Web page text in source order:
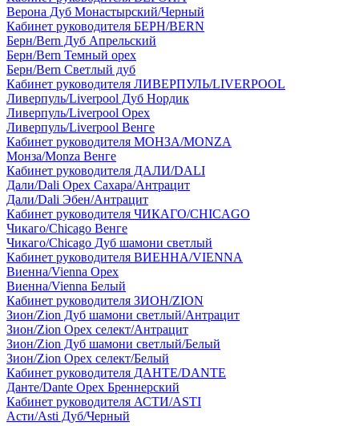
Верона Дуб Монастырский/Черный
Кабинет руководителя БЕРН/BERN
Берн/Bern Дуб Апрельский
Берн/Bern Темный орех
Берн/Bern Светлый дуб
Кабинет руководителя ЛИВЕРПУЛЬ/LIVERPOOL
Ливерпуль/Liverpool Дуб Нордик
Ливерпуль/Liverpool Орех
Ливерпуль/Liverpool Венге
Кабинет руководителя МОНЗА/MONZA
Монза/Monza Венге
Кабинет руководителя ДАЛИ/DALI
Дали/Dali Орех Cахара/Антрацит
Дали/Dali Эбен/Антрацит
Кабинет руководителя ЧИКАГО/CHICAGO
Чикаго/Chicago Венге
Чикаго/Chicago Дуб шамони светлый
Кабинет руководителя ВИЕННА/VIENNA
Виенна/Vienna Орех
Виенна/Vienna Белый
Кабинет руководителя ЗИОН/ZION
Зион/Zion Дуб шамони светлый/Антрацит
Зион/Zion Орех селект/Антрацит
Зион/Zion Дуб шамони светлый/Белый
Зион/Zion Орех селект/Белый
Кабинет руководителя ДАНТЕ/DANTE
Данте/Dante Орех Бреннерский
Кабинет руководителя АСТИ/ASTI
Асти/Asti Дуб/Черный